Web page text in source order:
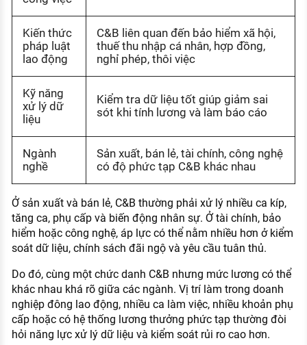
Kiến thức
pháp luật
lao động
C&B liên quan đến bảo hiểm xã hội,
thuế thu nhập cá nhân, hợp đồng,
nghỉ phép, thôi việc
Kỹ năng
xử lý dữ
liệu
Kiểm tra dữ liệu tốt giúp giảm sai
sót khi tính lương và làm báo cáo
Ngành
nghề
Sản xuất, bán lẻ, tài chính, công nghệ
có độ phức tạp C&B khác nhau
Ở sản xuất và bán lẻ, C&B thường phải xử lý nhiều ca kíp,
tăng ca, phụ cấp và biến động nhân sự. Ở tài chính, bảo
hiểm hoặc công nghệ, áp lực có thể nằm nhiều hơn ở kiểm
soát dữ liệu, chính sách đãi ngộ và yêu cầu tuân thủ.
Do đó, cùng một chức danh C&B nhưng mức lương có thể
khác nhau khá rõ giữa các ngành. Vị trí làm trong doanh
nghiệp đông lao động, nhiều ca làm việc, nhiều khoản phụ
cấp hoặc có hệ thống lương thưởng phức tạp thường đòi
hỏi năng lực xử lý dữ liệu và kiểm soát rủi ro cao hơn.